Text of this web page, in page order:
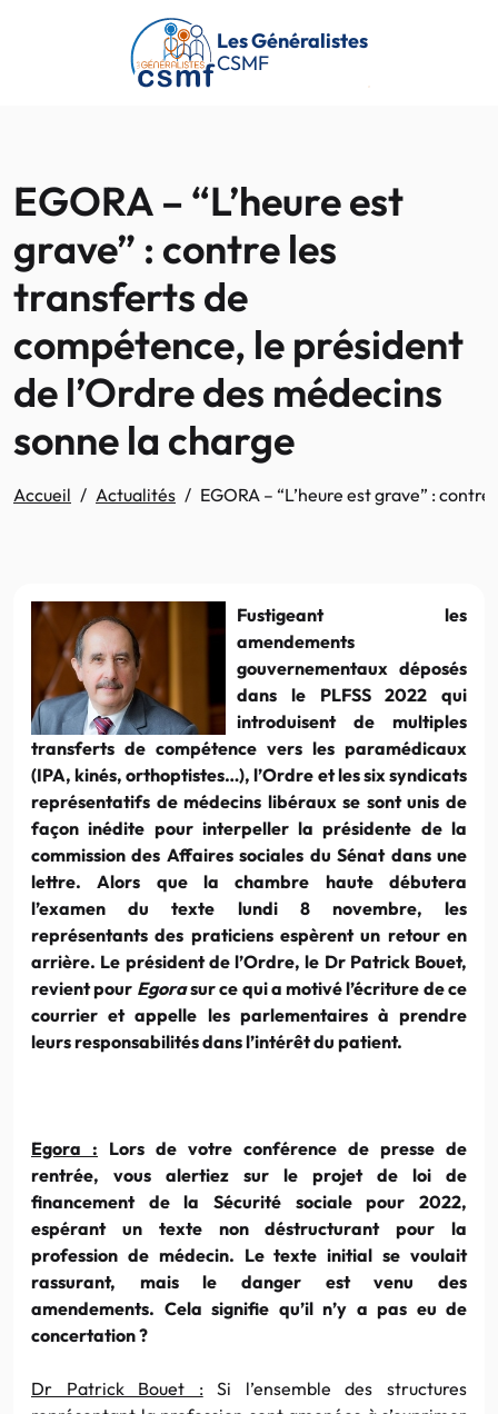
Passer au contenu principal
Les Généralistes
CSMF
EGORA – “L’heure est
grave” : contre les
transferts de
compétence, le président
de l’Ordre des médecins
sonne la charge
Accueil Actualités EGORA – “L’heure est grave” :
Fustigeant les
amendements
gouvernementaux déposés
dans le PLFSS 2022 qui
introduisent de multiples
transferts de compétence vers les paramédicaux
(IPA, kinés, orthoptistes…), l’Ordre et les six syndicats
représentatifs de médecins libéraux se sont unis de
façon inédite pour interpeller la présidente de la
commission des Affaires sociales du Sénat dans une
lettre. Alors que la chambre haute débutera
l’examen du texte lundi 8 novembre, les
représentants des praticiens espèrent un retour en
arrière. Le président de l’Ordre, le Dr Patrick Bouet,
revient pour Egorasur ce qui a motivé l’écriture de ce
courrier et appelle les parlementaires à prendre
leurs responsabilités dans l’intérêt du patient.
Egora : Lors de votre conférence de presse de
rentrée, vous alertiez sur le projet de loi de
financement de la Sécurité sociale pour 2022,
espérant un texte non déstructurant pour la
profession de médecin. Le texte initial se voulait
rassurant, mais le danger est venu des
amendements. Cela signifie qu’il n’y a pas eu de
concertation ?
Dr Patrick Bouet :Si l’ensemble des structures